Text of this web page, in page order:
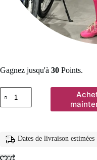
Gagnez jusqu'à 30 Points.
quantité
de
Pantalon
haute Dates de livraison